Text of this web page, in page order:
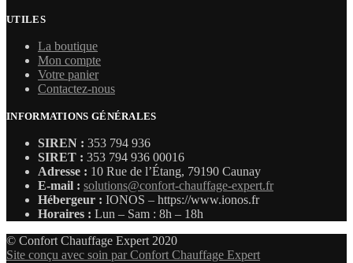
UTILES
La boutique
Mon compte
Votre panier
Contactez-nous
INFORMATIONS GÉNÉRALES
SIREN : 353 794 936
SIRET : 353 794 936 00016
Adresse : 10 Rue de l’Étang, 79190 Caunay
E-mail : solutions@confort-chauffage-expert.fr
Hébergeur : IONOS – https://www.ionos.fr
Horaires : Lun – Sam : 8h – 18h
© Confort Chauffage Expert 2020
Site conçu avec soin par Confort Chauffage Expert